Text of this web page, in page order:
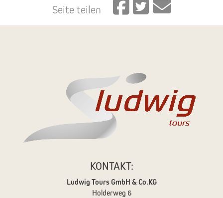
Seite teilen
KONTAKT:
Ludwig Tours GmbH & Co.KG
Holderweg 6